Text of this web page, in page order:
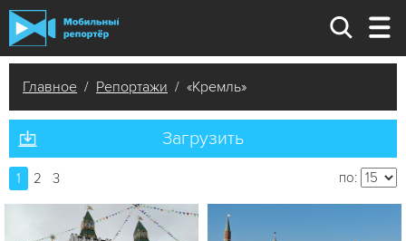
Главное / Репортажи / «Кремль»
Загрузить
по:
1 2 3